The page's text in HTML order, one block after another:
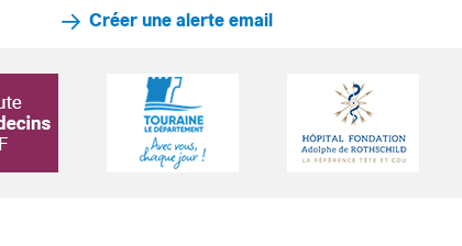
Créer une alerte email